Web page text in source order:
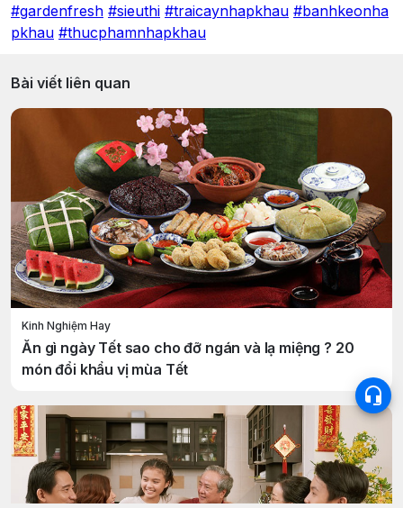
#gardenfresh #sieuthi #traicaynhapkhau #banhkeonha
pkhau #thucphamnhapkhau
Bài viết liên quan
Kinh Nghiệm Hay
Ăn gì ngày Tết sao cho đỡ ngán và lạ miệng ? 20
món đổi khẩu vị mùa Tết